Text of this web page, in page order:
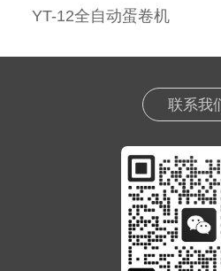
YT-12全自动蛋卷机
联系我